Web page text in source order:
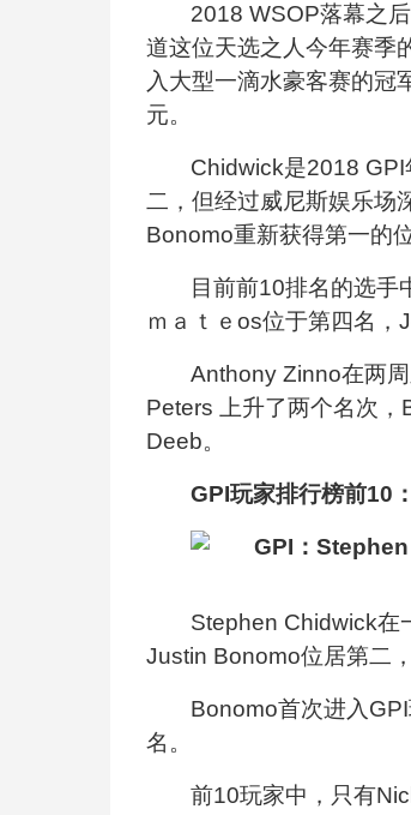
2018 WSOP落幕之
道这位天选之人今年赛季
入大型一滴水豪客赛的冠
元。
Chidwick是2018
二，但经过威尼斯娱乐场
Bonomo重新获得第一的位
目前前10排名的选
ｍａｔｅos位于第四名，
Anthony Zinno在两
Peters 上升了两个名次
Deeb。
GPI玩家排行榜前10：
Stephen Chidwick在
Justin Bonomo位居第二
Bonomo首次进入
名。
前10玩家中，只有